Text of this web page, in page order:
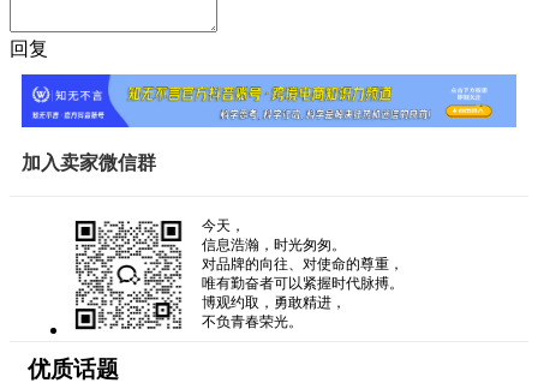
回复
加入卖家微信群
今天，
信息浩瀚，时光匆匆。
对品牌的向往、对使命的尊重，
唯有勤奋者可以紧握时代脉搏。
博观约取，勇敢精进，
不负青春荣光。
优质话题